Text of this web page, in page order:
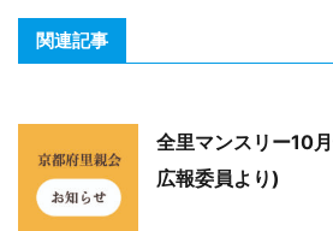
関連記事
全里マンスリー10
広報委員より)